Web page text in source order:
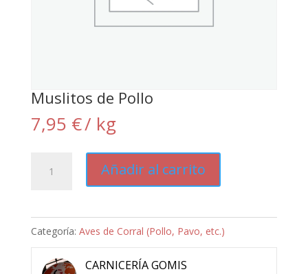
Muslitos de Pollo
7,95 €/ kg
cantidad
Añadir al carrito
Categoría: Aves de Corral (Pollo, Pavo, etc.)
CARNICERÍA GOMIS